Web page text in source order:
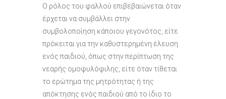
Ο ρόλος του φαλλού επιβεβαιώνεται όταν
έρχεται να συμβάλλει στην
συμβολοποίηση κάποιου γεγονότος, είτε
πρόκειται για την καθυστερημένη έλευση
ενός παιδιού, όπως στην περίπτωση της
νεαρής ομοφυλόφιλης, είτε όταν τίθεται
το ερώτημα της μητρότητας ή της
απόκτησης ενός παιδιού από το ίδιο το